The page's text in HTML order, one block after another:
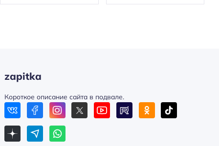
zapitka
Короткое описание сайта в подвале.